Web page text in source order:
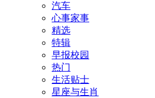
汽车
心事家事
精选
特辑
早报校园
热门
生活贴士
星座与生肖